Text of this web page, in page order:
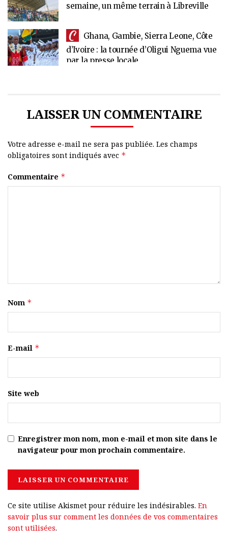
semaine, un même terrain à Libreville
Ghana, Gambie, Sierra Leone, Côte
d’Ivoire : la tournée d’Oligui Nguema vue
par la presse locale
LAISSER UN COMMENTAIRE
Votre adresse e-mail ne sera pas publiée. Les champs
obligatoires sont indiqués avec *
Commentaire *
Nom *
E-mail *
Site web
Enregistrer mon nom, mon e-mail et mon site dans le
navigateur pour mon prochain commentaire.
Ce site utilise Akismet pour réduire les indésirables. En
savoir plus sur comment les données de vos commentaires
sont utilisées.